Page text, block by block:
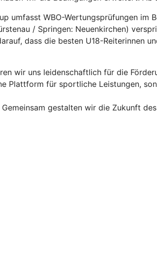
umfasst WBO-Wertungsprüfungen
/ Springen: Neuenkirchen)
dass die besten U18-Reiterinnen
wir uns leidenschaftlich für die
Plattform für sportliche Leistungen,
gestalten wir die Zukunft